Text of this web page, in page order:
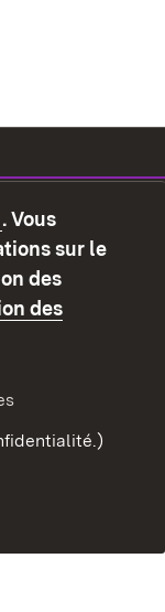
sur
lien brisé
. Vous
sur le
des
des